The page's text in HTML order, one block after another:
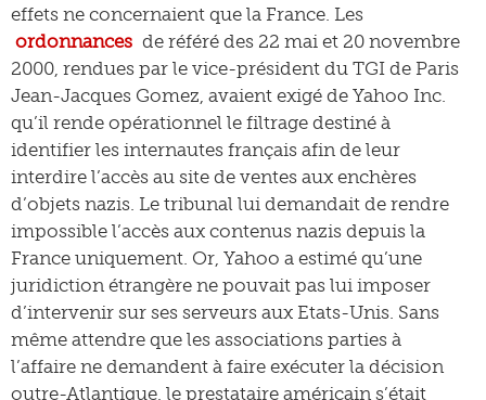
effets ne concernaient que la France. Les
ordonnances de référé des 22 mai et 20 novembre
2000, rendues par le vice-président du TGI de Paris
Jean-Jacques Gomez, avaient exigé de Yahoo Inc.
qu’il rende opérationnel le filtrage destiné à
identifier les internautes français afin de leur
interdire l’accès au site de ventes aux enchères
d’objets nazis. Le tribunal lui demandait de rendre
impossible l’accès aux contenus nazis depuis la
France uniquement. Or, Yahoo a estimé qu’une
juridiction étrangère ne pouvait pas lui imposer
d’intervenir sur ses serveurs aux Etats-Unis. Sans
même attendre que les associations parties à
l’affaire ne demandent à faire exécuter la décision
outre-Atlantique, le prestataire américain s’était